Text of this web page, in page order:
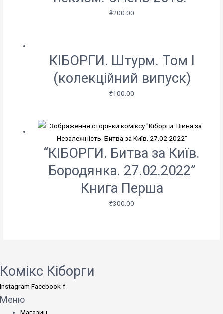
₴200.00
КІБОРГИ. Штурм. Том І
(колекційний випуск)
₴100.00
“КІБОРГИ. Битва за Київ.
Бородянка. 27.02.2022”
Книга Перша
₴300.00
Комікс Кіборги
Instagram Facebook-f
Меню
Магазин